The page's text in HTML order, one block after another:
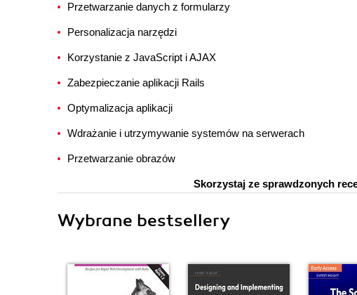
Przetwarzanie danych z formularzy
Personalizacja narzędzi
Korzystanie z JavaScript i AJAX
Zabezpieczanie aplikacji Rails
Optymalizacja aplikacji
Wdrażanie i utrzymywanie systemów na serwerach
Przetwarzanie obrazów
Skorzystaj ze sprawdzonych
Wybrane bestsellery